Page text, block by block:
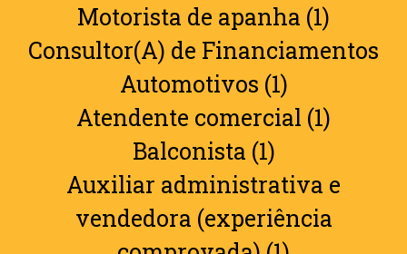
Motorista de apanha (1)
Consultor(A) de Financiamentos
Automotivos (1)
Atendente comercial (1)
Balconista (1)
Auxiliar administrativa e
vendedora (experiência